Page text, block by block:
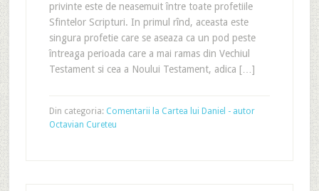
privinte este de neasemuit între toate profetiile
Sfintelor Scripturi. In primul rînd, aceasta este
singura profetie care se aseaza ca un pod peste
întreaga perioada care a mai ramas din Vechiul
Testament si cea a Noului Testament, adica […]
Din categoria: Comentarii la Cartea lui Daniel - autor
Octavian Cureteu